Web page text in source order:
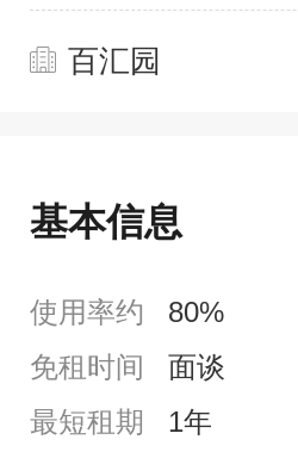
百汇园
基本信息
使用率约 80%
免租时间
面谈
最短租期
1年